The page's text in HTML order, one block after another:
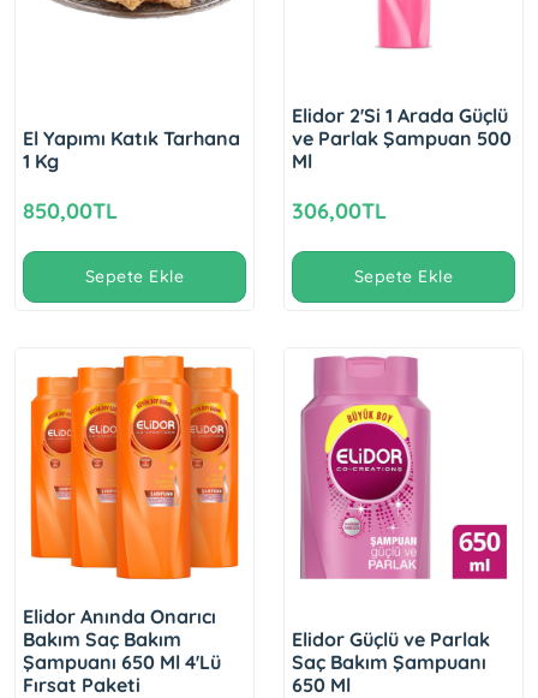
El Yapımı Katık Tarhana
1 Kg
850,00TL
Sepete Ekle
Elidor 2'Si 1 Arada Güçlü
ve Parlak Şampuan 500
Ml
306,00TL
Sepete Ekle
Elidor Anında Onarıcı
Bakım Saç Bakım
Şampuanı 650 Ml 4'Lü
Fırsat Paketi
Elidor Güçlü ve Parlak
Saç Bakım Şampuanı
650 Ml